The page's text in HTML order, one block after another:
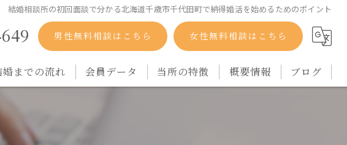
結婚相談所の初回面談で分かる北海道千歳市千代田町で納得婚活を始めるためのポイント
男性無料相談はこちら 女性無料相談はこちら
婚までの流れ 会員データ 当所の特徴 概要情報 ブログ